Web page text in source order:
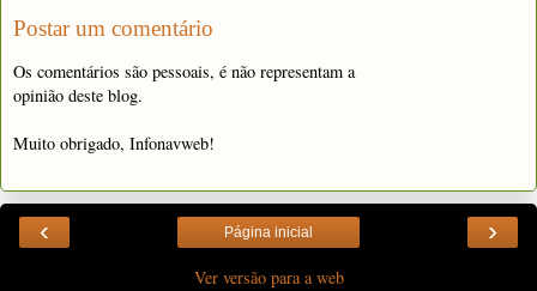
Postar um comentário
Os comentários são pessoais, é não representam a
opinião deste blog.
Muito obrigado, Infonavweb!
‹ ›
Página inicial
Ver versão para a web